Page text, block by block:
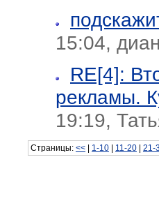
15:04,
RE[4]:
рекламы.
19:19,
Страницы: << 1-10 11-20 21-